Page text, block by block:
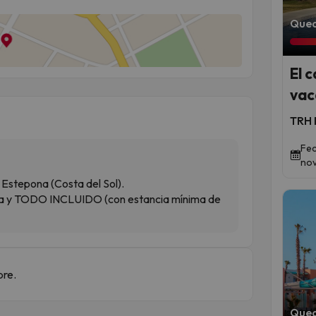
(Costa del Sol).
TODO INCLUIDO (con estancia mínima de
El